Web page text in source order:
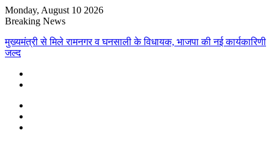
Monday, August 10 2026
Breaking News
मुख्यमंत्री से मिले रामनगर व घनसाली के विधायक, भाजपा की नई कार्यकारिणी
जल्द